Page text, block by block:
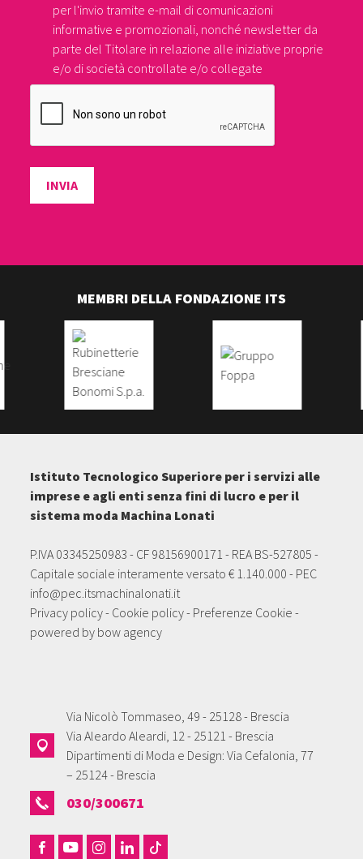
per l'invio tramite e-mail di comunicazioni
informative e promozionali, nonché newsletter da
parte del Titolare in relazione alle iniziative proprie
e/o di società controllate e/o collegate
INVIA
MEMBRI DELLA FONDAZIONE ITS
Istituto Tecnologico Superiore per i servizi alle
imprese e agli enti senza fini di lucro e per il
sistema moda Machina Lonati
P.IVA 03345250983 - CF 98156900171 - REA BS-527805 -
Capitale sociale interamente versato € 1.140.000 - PEC
info@pec.itsmachinalonati.it
Privacy policy- Cookie policy- Preferenze Cookie -
powered by bow agency
Via Nicolò Tommaseo, 49 - 25128 - Brescia
Via Aleardo Aleardi, 12 - 25121 - Brescia
Dipartimenti di Moda e Design: Via Cefalonia, 77
– 25124 - Brescia
030/300671